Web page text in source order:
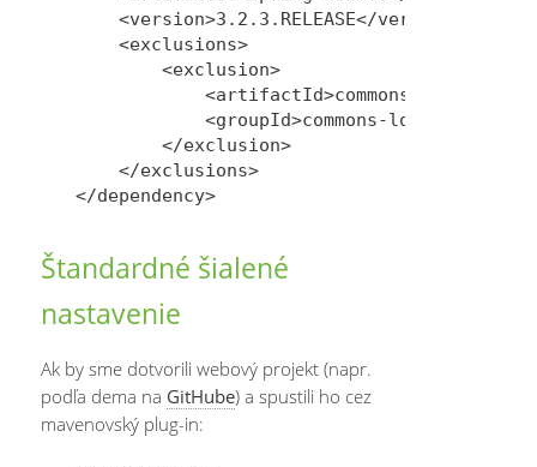
    <version>3.2.3.RELEASE</version>
    <exclusions>
        <exclusion>
<artifactId>commons-logging</
<groupId>commons-logging</
        </exclusion>
    </exclusions>
Štandardné šialené
nastavenie
Ak by sme dotvorili webový projekt (napr.
podľa dema na GitHube) a spustili ho cez
mavenovský plug-in: